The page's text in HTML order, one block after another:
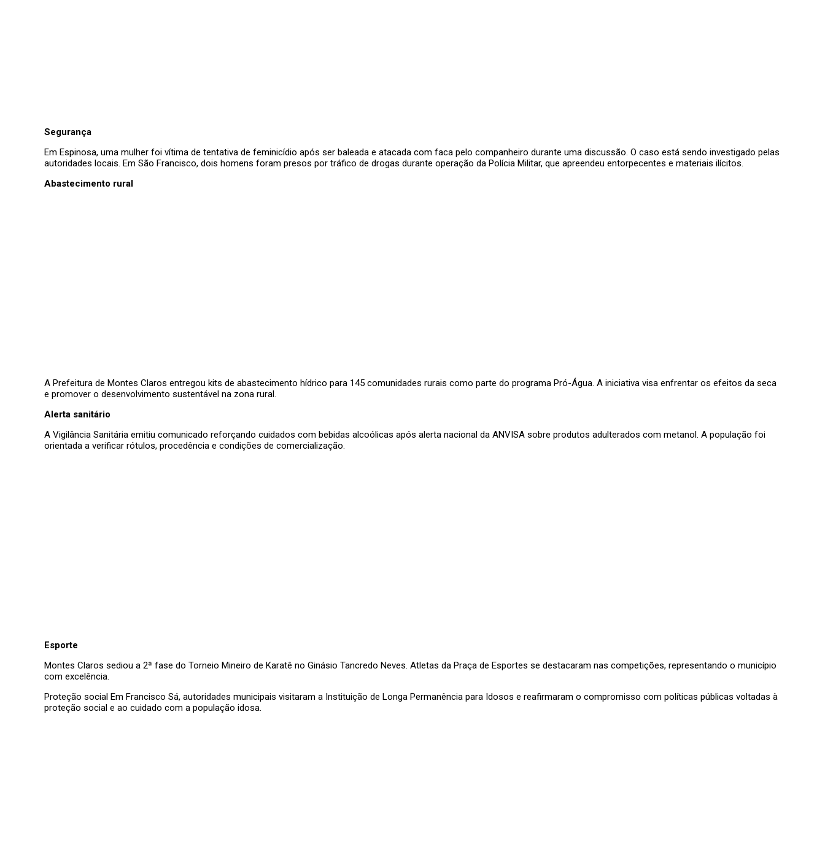
Segurança
Em Espinosa, uma mulher foi vítima de tentativa de feminicídio após ser baleada e atacada com faca pelo companheiro durante uma discussão. O caso está sendo investigado pelas
autoridades locais. Em São Francisco, dois homens foram presos por tráfico de drogas durante operação da Polícia Militar, que apreendeu entorpecentes e materiais ilícitos.
Abastecimento rural
A Prefeitura de Montes Claros entregou kits de abastecimento hídrico para 145 comunidades rurais como parte do programa Pró-Água. A iniciativa visa enfrentar os efeitos da seca
e promover o desenvolvimento sustentável na zona rural.
Alerta sanitário
A Vigilância Sanitária emitiu comunicado reforçando cuidados com bebidas alcoólicas após alerta nacional da ANVISA sobre produtos adulterados com metanol. A população foi
orientada a verificar rótulos, procedência e condições de comercialização.
Esporte
Montes Claros sediou a 2ª fase do Torneio Mineiro de Karatê no Ginásio Tancredo Neves. Atletas da Praça de Esportes se destacaram nas competições, representando o município
com excelência.
Proteção social Em Francisco Sá, autoridades municipais visitaram a Instituição de Longa Permanência para Idosos e reafirmaram o compromisso com políticas públicas voltadas à
proteção social e ao cuidado com a população idosa.